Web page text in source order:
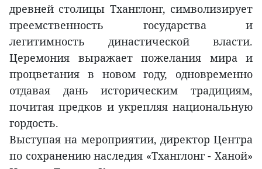
древней столицы Тханглонг, символизирует
преемственность государства и
легитимность династической власти.
Церемония выражает пожелания мира и
процветания в новом году, одновременно
отдавая дань историческим традициям,
почитая предков и укрепляя национальную
гордость.
Выступая на мероприятии, директор Центра
по сохранению наследия «Тханглонг - Ханой»